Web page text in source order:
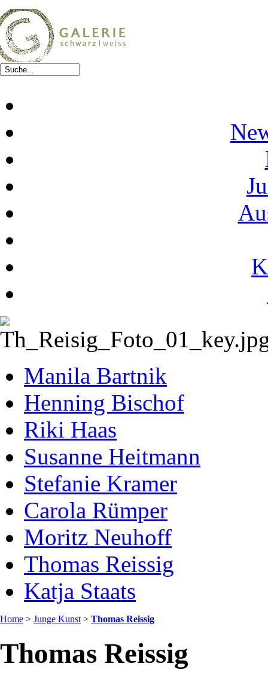
Manila Bartnik
Henning Bischof
Riki Haas
Susanne Heitmann
Stefanie Kramer
Carola Rümper
Moritz Neuhoff
Thomas Reissig
Katja Staats
Home > Junge Kunst > Thomas Reissig
Thomas Reissig